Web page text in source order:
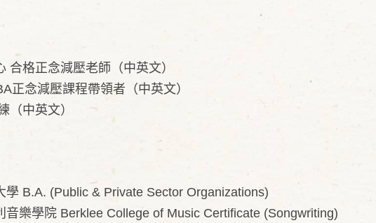
合格正念減壓老師（中英文）
減壓課程帶領者（中英文）
中英文）
學 B.A. (Public & Private Sector Organizations)
音樂學院 Berklee College of Music Certificate (Songwriting)